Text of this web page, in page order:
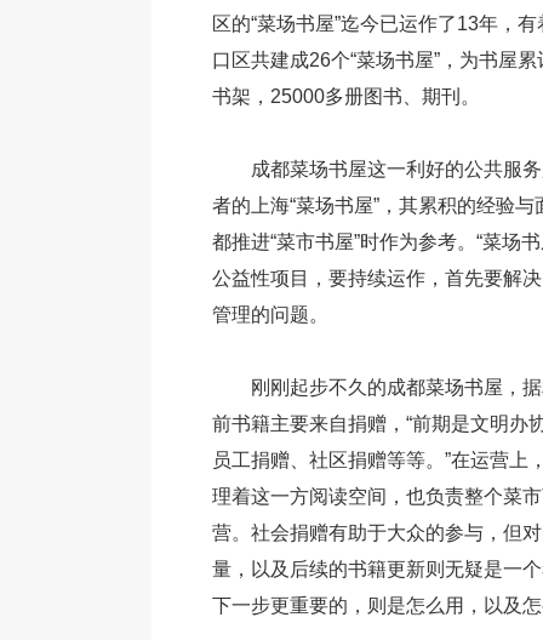
区的“菜场书屋”迄今已运作了13年，
口区共建成26个“菜场书屋”，为书屋
书架，25000多册图书、期刊。
成都菜场书屋这一利好的公共服
者的上海“菜场书屋”，其累积的经验
都推进“菜市书屋”时作为参考。“菜场
公益性项目，要持续运作，首先要解
管理的问题。
刚刚起步不久的成都菜场书屋，
前书籍主要来自捐赠，“前期是文明办
员工捐赠、社区捐赠等等。”在运营上
理着这一方阅读空间，也负责整个菜
营。社会捐赠有助于大众的参与，但
量，以及后续的书籍更新则无疑是一
下一步更重要的，则是怎么用，以及